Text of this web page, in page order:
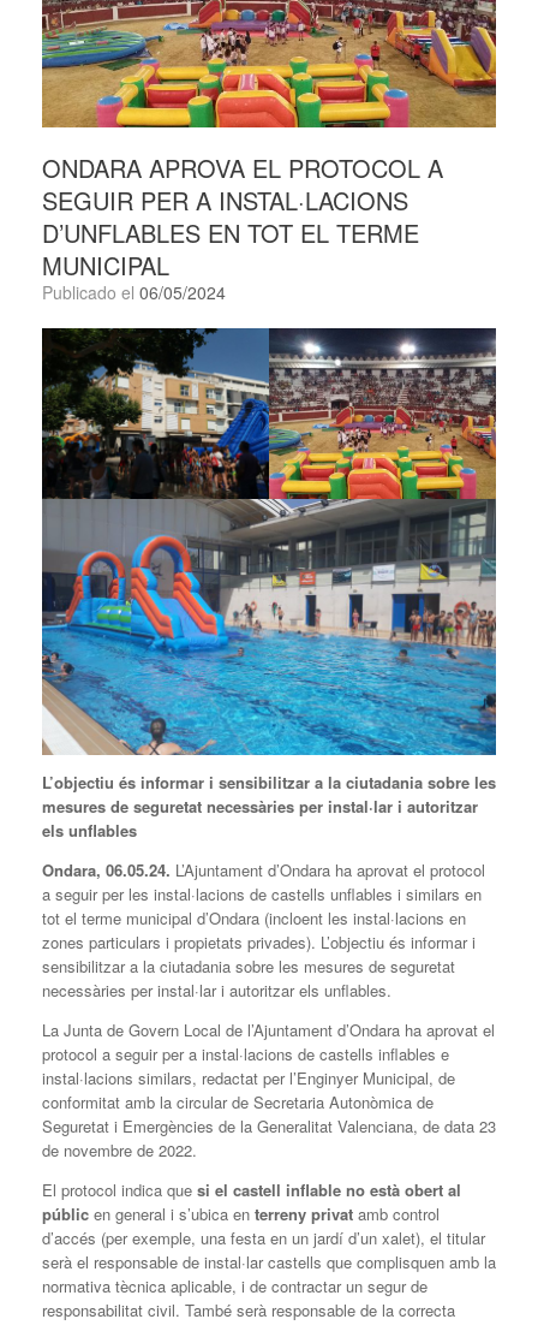
ONDARA APROVA EL PROTOCOL A
SEGUIR PER A INSTAL·LACIONS
D’UNFLABLES EN TOT EL TERME
MUNICIPAL
Publicado el 06/05/2024
L’objectiu és informar i sensibilitzar a la ciutadania sobre les
mesures de seguretat necessàries per instal·lar i autoritzar
els unflables
Ondara, 06.05.24. L’Ajuntament d’Ondara ha aprovat el protocol
a seguir per les instal·lacions de castells unflables i similars en
tot el terme municipal d’Ondara (incloent les instal·lacions en
zones particulars i propietats privades). L’objectiu és informar i
sensibilitzar a la ciutadania sobre les mesures de seguretat
necessàries per instal·lar i autoritzar els unflables.
La Junta de Govern Local de l’Ajuntament d’Ondara ha aprovat el
protocol a seguir per a instal·lacions de castells inflables e
instal·lacions similars, redactat per l’Enginyer Municipal, de
conformitat amb la circular de Secretaria Autonòmica de
Seguretat i Emergències de la Generalitat Valenciana, de data 23
de novembre de 2022.
El protocol indica que si el castell inflable no està obert al
públic en general i s’ubica en terreny privat amb control
d’accés (per exemple, una festa en un jardí d’un xalet), el titular
serà el responsable de instal·lar castells que complisquen amb la
normativa tècnica aplicable, i de contractar un segur de
responsabilitat civil. També serà responsable de la correcta